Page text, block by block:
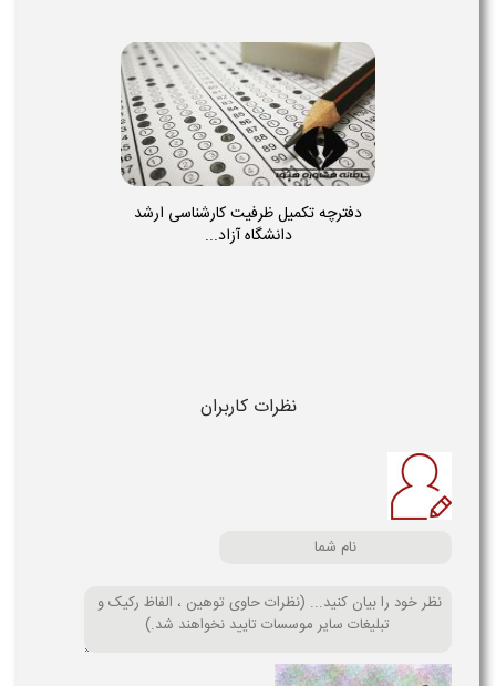
دفترچه تکمیل ظرفیت کارشناسی ارشد
دانشگاه آزاد...
نظرات کاربران